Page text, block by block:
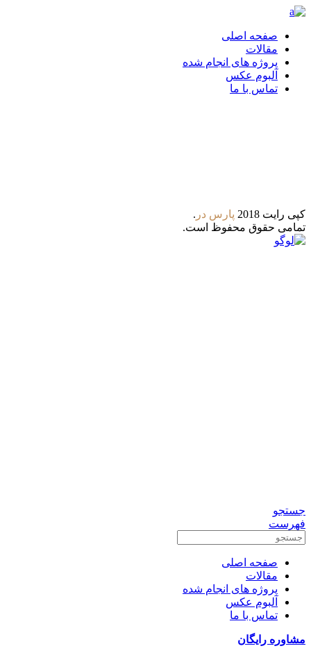
صفحه اصلی
مقالات
پروژه های انجام شده
آلبوم عکس
تماس با ما
کپی رایت 2018 پارس‌ در .
تمامی حقوق محفوظ است.
جستجو
فهرست
صفحه اصلی
مقالات
پروژه های انجام شده
آلبوم عکس
تماس با ما
مشاوره رایگان